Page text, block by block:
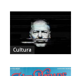
Cultura